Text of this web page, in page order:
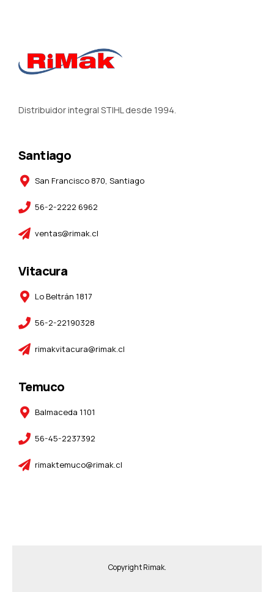
Distribuidor integral STIHL desde 1994.
Santiago
San Francisco 870, Santiago
56-2-2222 6962
ventas@rimak.cl
Vitacura
Lo Beltrán 1817
56-2-22190328
rimakvitacura@rimak.cl
Temuco
Balmaceda 1101
56-45-2237392
rimaktemuco@rimak.cl
Copyright Rimak.